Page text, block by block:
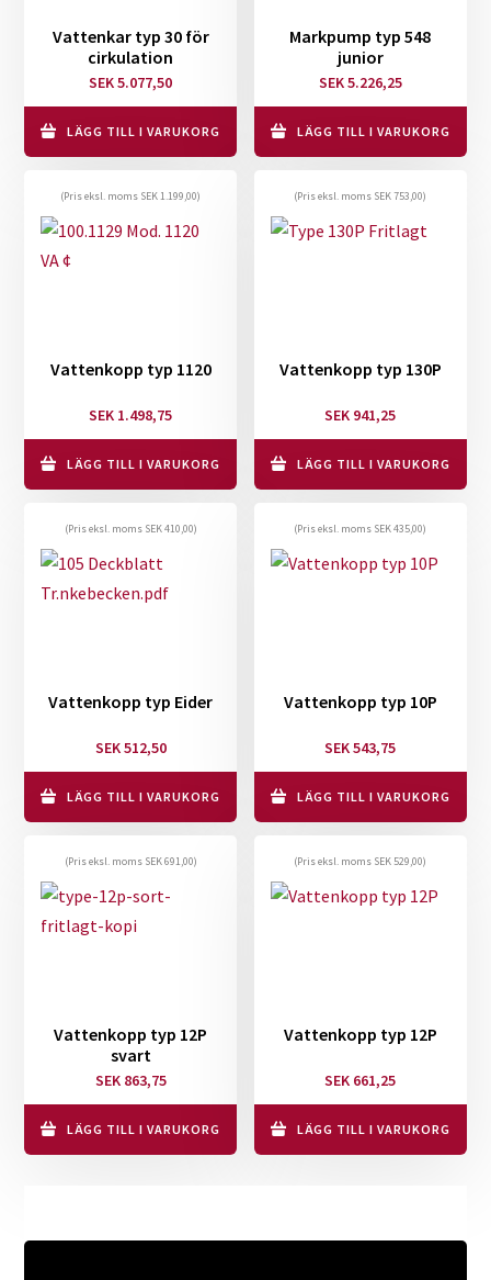
Vattenkar typ 30 för
cirkulation
SEK5.077,50
LÄGG TILL I VARUKORG
Markpump typ 548
junior
SEK5.226,25
LÄGG TILL I VARUKORG
(Pris eksl. moms SEK1.199,00)
Vattenkopp typ 1120
SEK 1.498,75
LÄGG TILL I VARUKORG
(Pris eksl. moms SEK753,00)
Vattenkopp typ 130P
SEK 941,25
LÄGG TILL I VARUKORG
(Pris eksl. moms SEK410,00)
Vattenkopp typ Eider
SEK512,50
LÄGG TILL I VARUKORG
(Pris eksl. moms SEK435,00)
Vattenkopp typ 10P
SEK543,75
LÄGG TILL I VARUKORG
(Pris eksl. moms SEK691,00)
Vattenkopp typ 12P
svart
SEK863,75
LÄGG TILL I VARUKORG
(Pris eksl. moms SEK 529,00)
Vattenkopp typ 12P
SEK 661,25
LÄGG TILL I VARUKORG